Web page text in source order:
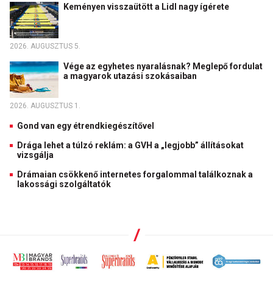
Keményen visszaütött a Lidl nagy ígérete
2026. AUGUSZTUS 5.
Vége az egyhetes nyaralásnak? Meglepő fordulat
a magyarok utazási szokásaiban
2026. AUGUSZTUS 1.
Gond van egy étrendkiegészítővel
Drága lehet a túlzó reklám: a GVH a „legjobb” állításokat
vizsgálja
Drámaian csökkenő internetes forgalommal találkoznak a
lakossági szolgáltatók